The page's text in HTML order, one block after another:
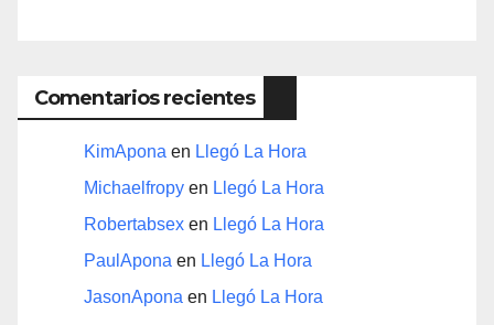
Comentarios recientes
KimApona en Llegó La Hora
Michaelfropy en Llegó La Hora
Robertabsex en Llegó La Hora
PaulApona en Llegó La Hora
JasonApona en Llegó La Hora